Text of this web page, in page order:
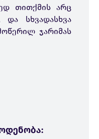
თითქმის არც
და სხვადასხვა
ჯარიმას